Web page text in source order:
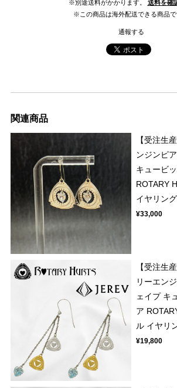
※別途送料がかかります。
送料を確
※この商品は海外配送できる商品で
通報する
関連商品
【受注生
ンジンピ
キュービ
ROTARY
イヤリン
¥33,000
【受注生
リーエン
ェイプ キ
ア
ル イヤリ
¥19,800